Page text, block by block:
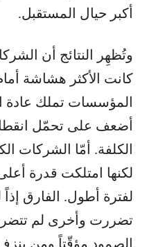
أكبر حيال المستقبل.
وتُظهِر النتائج أن
كانت الأكثر هشاشة
المؤسسات تملك عادة
أضعف على تحمّل
الكلفة. أمّا الشركات
لكنها امتلكت قدرة
لفترة أطول. الفارق
تضررت وأخرى لم
الصمود مؤقّتاً ومن